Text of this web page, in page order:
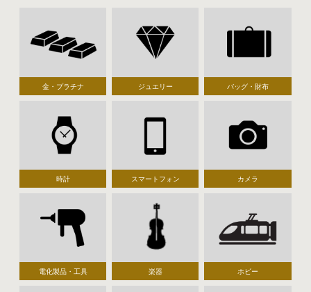
金・プラチナ ジュエリー バッグ・財布
時計 スマートフォン カメラ
電化製品・工具 楽器 ホビー